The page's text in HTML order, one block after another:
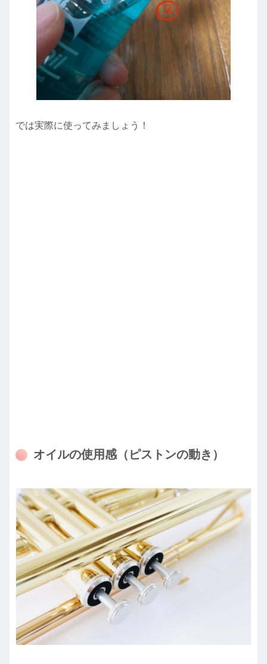
では実際に使ってみましょう！
オイルの使用感（ピストンの動き）